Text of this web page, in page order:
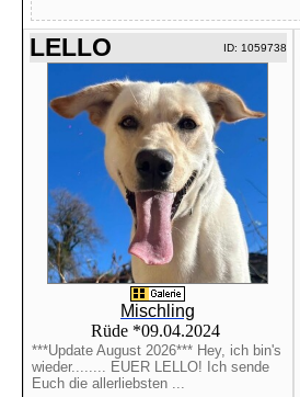
LELLO ID: 1059738
Mischling
Rüde *09.04.2024
***Update August 2026*** Hey, ich bin's
wieder........ EUER LELLO! Ich sende
Euch die allerliebsten ...